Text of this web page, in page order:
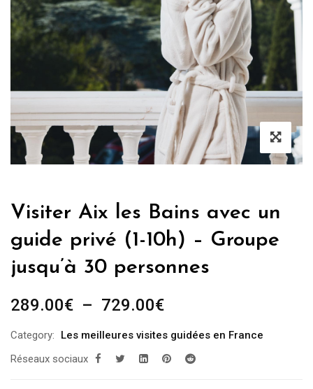
Visiter Aix les Bains avec un
guide privé (1-10h) – Groupe
jusqu’à 30 personnes
289.00€ – 729.00€Plage
prix :
289.00€
Category:
Les meilleures visites guidées en France
Réseaux sociaux